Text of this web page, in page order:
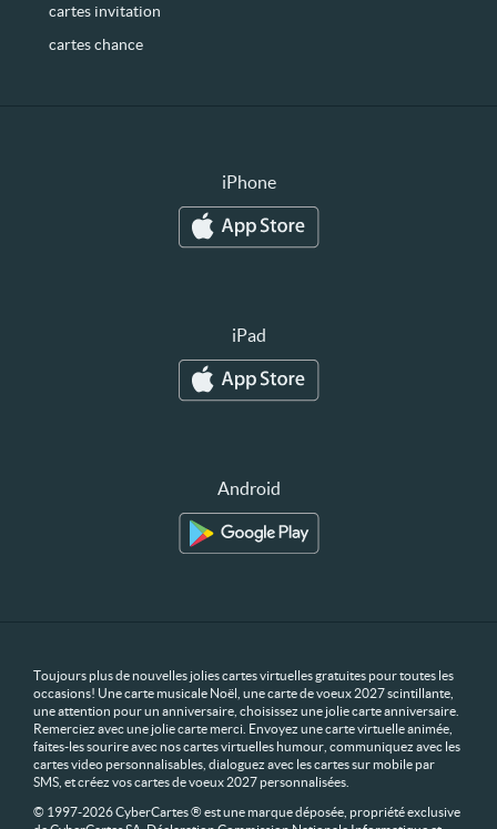
cartes invitation
cartes chance
iPhone
iPad
Android
Toujours plus de nouvelles jolies cartes virtuelles gratuites pour toutes les
occasions! Une carte musicale Noël, une carte de voeux 2027 scintillante,
une attention pour un anniversaire, choisissez une jolie carte anniversaire.
Remerciez avec une jolie carte merci. Envoyez une carte virtuelle animée,
faites-les sourire avec nos cartes virtuelles humour, communiquez avec les
cartes video personnalisables, dialoguez avec les cartes sur mobile par
SMS, et créez vos cartes de voeux 2027 personnalisées.
© 1997-2026 CyberCartes ® est une marque déposée, propriété exclusive